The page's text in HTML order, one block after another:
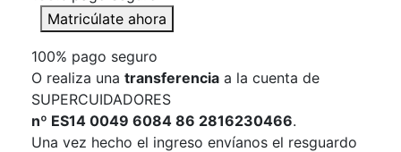
Matricúlate ahora
100% pago seguro
O realiza una transferencia a la cuenta de
SUPERCUIDADORES
nº ES14 0049 6084 86 2816230466.
Una vez hecho el ingreso envíanos el resguardo